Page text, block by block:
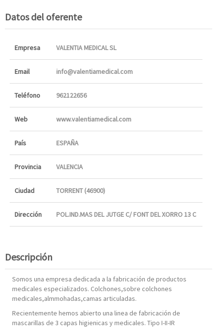
Datos del oferente
Empresa VALENTIA MEDICAL SL
Email info@valentiamedical.com
Teléfono 962122656
Web www.valentiamedical.com
País ESPAÑA
Provincia VALENCIA
Ciudad TORRENT (46900)
Dirección POL.IND.MAS DEL JUTGE C/ FONT DEL XORRO 13 C
Descripción
Somos una empresa dedicada a la fabricación de productos
medicales especializados. Colchones,sobre colchones
medicales,almmohadas,camas articuladas.
Recientemente hemos abierto una linea de fabricación de
mascarillas de 3 capas higienicas y medicales. Tipo I-II-IR